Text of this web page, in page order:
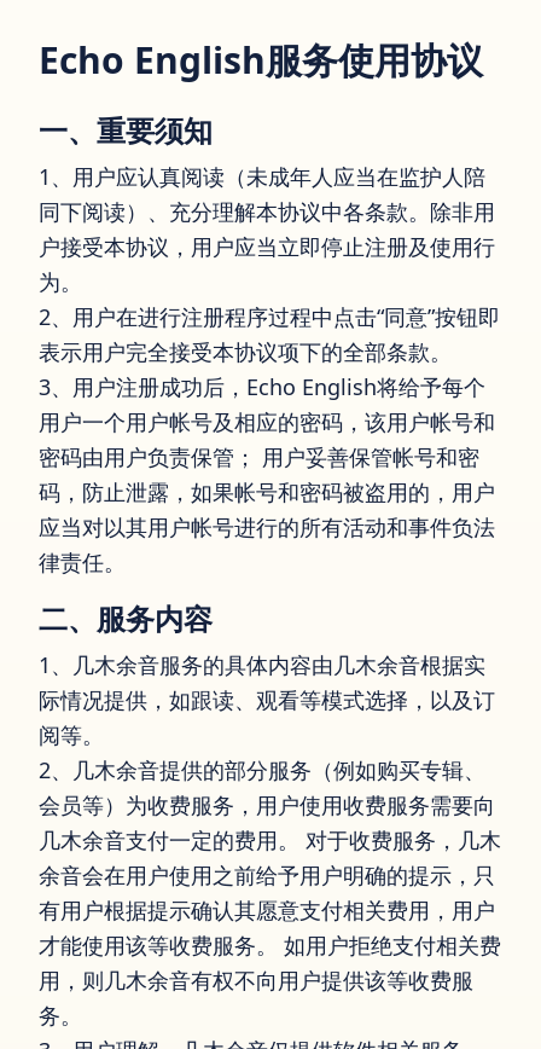
Echo English服务使用协议
一、重要须知
1、用户应认真阅读（未成年人应当在监护人陪
同下阅读）、充分理解本协议中各条款。除非用
户接受本协议，用户应当立即停止注册及使用行
为。
2、用户在进行注册程序过程中点击“同意”按钮即
表示用户完全接受本协议项下的全部条款。
3、用户注册成功后，Echo English将给予每个
用户一个用户帐号及相应的密码，该用户帐号和
密码由用户负责保管； 用户妥善保管帐号和密
码，防止泄露，如果帐号和密码被盗用的，用户
应当对以其用户帐号进行的所有活动和事件负法
律责任。
二、服务内容
1、几木余音服务的具体内容由几木余音根据实
际情况提供，如跟读、观看等模式选择，以及订
阅等。
2、几木余音提供的部分服务（例如购买专辑、
会员等）为收费服务，用户使用收费服务需要向
几木余音支付一定的费用。 对于收费服务，几木
余音会在用户使用之前给予用户明确的提示，只
有用户根据提示确认其愿意支付相关费用，用户
才能使用该等收费服务。 如用户拒绝支付相关费
用，则几木余音有权不向用户提供该等收费服
务。